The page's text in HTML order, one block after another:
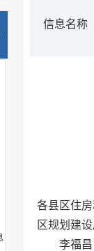
信息名称
各县区住
区规划建
李福